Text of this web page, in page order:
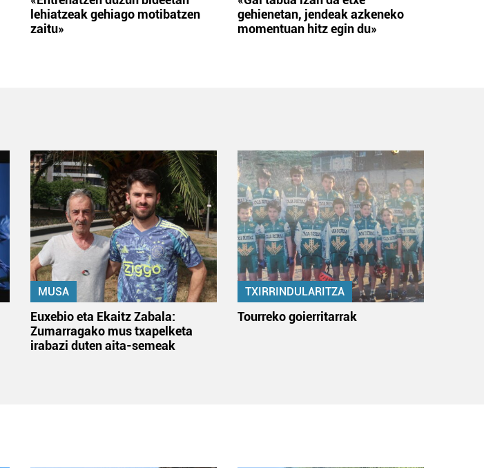
lehiatzeak gehiago motibatzen
zaitu»
gehienetan, jendeak azkeneko
momentuan hitz egin du»
MUSA
Euxebio eta Ekaitz Zabala:
Zumarragako mus txapelketa
irabazi duten aita-semeak
TXIRRINDULARITZA
Tourreko goierritarrak